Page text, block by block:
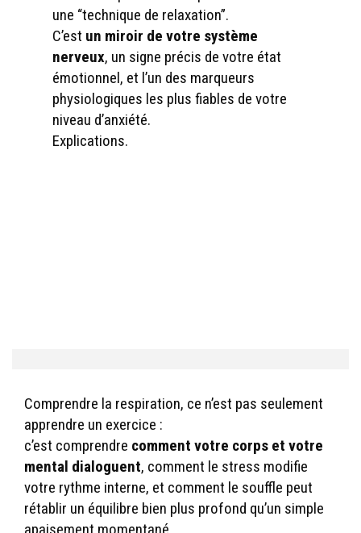
une “technique de relaxation”.
C’est un miroir de votre système
nerveux, un signe précis de votre état
émotionnel, et l’un des marqueurs
physiologiques les plus fiables de votre
niveau d’anxiété.
Explications.
Comprendre la respiration, ce n’est pas seulement
apprendre un exercice :
c’est comprendre comment votre corps et votre
mental dialoguent, comment le stress modifie
votre rythme interne, et comment le souffle peut
rétablir un équilibre bien plus profond qu’un simple